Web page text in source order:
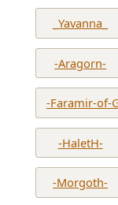
_Yavanna_
-Aragorn-
-Faramir-of-
-HaletH-
-Morgoth-